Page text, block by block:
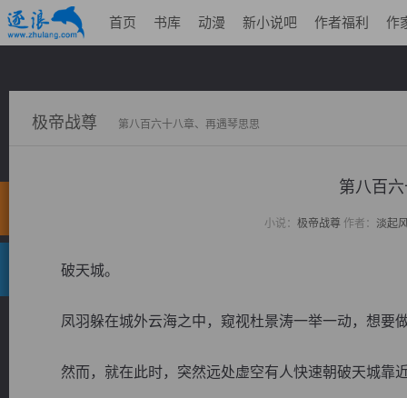
首页 书库 动漫 新小说吧 作者福利 作
极帝战尊 第八百六十八章、再遇琴思思
第八百
小说： 极帝战尊作者： 淡起
破天城。
凤羽躲在城外云海之中，窥视杜景涛一举一动，想要
然而，就在此时，突然远处虚空有人快速朝破天城靠